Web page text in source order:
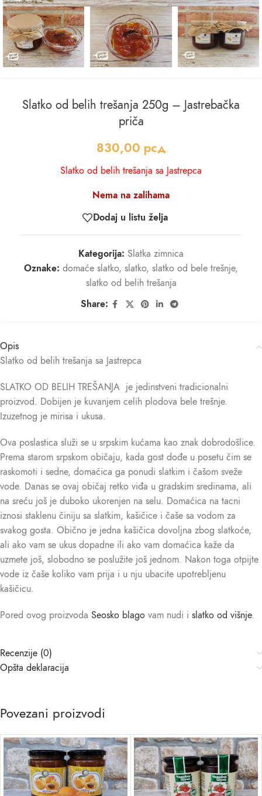
Slatko od belih trešanja 250g – Jastrebačka
priča
830,00 рсд
Slatko od belih trešanja sa Jastrepca
Nema na zalihama
Dodaj u listu želja
Kategorija: Slatka zimnica
Oznake: domaće slatko, slatko, slatko od bele trešnje,
slatko od belih trešanja
Share:
Opis
Slatko od belih trešanja sa Jastrepca
SLATKO OD BELIH TREŠANJA je jedinstveni tradicionalni
proizvod. Dobijen je kuvanjem celih plodova bele trešnje.
Izuzetnog je mirisa i ukusa.
Ova poslastica služi se u srpskim kućama kao znak dobrodošlice.
Prema starom srpskom običaju, kada gost dođe u posetu čim se
raskomoti i sedne, domaćica ga ponudi slatkim i čašom sveže
vode. Danas se ovaj običaj retko viđa u gradskim sredinama, ali
na sreću još je duboko ukorenjen na selu. Domaćica na tacni
iznosi staklenu činiju sa slatkim, kašičice i čaše sa vodom za
svakog gosta. Obično je jedna kašičica dovoljna zbog slatkoće,
ali ako vam se ukus dopadne ili ako vam domaćica kaže da
uzmete još, slobodno se poslužite još jednom. Nakon toga otpijte
vode iz čaše koliko vam prija i u nju ubacite upotrebljenu
kašičicu.
Pored ovog proizvoda Seosko blago vam nudi i slatko od višnje.
Recenzije (0)
Opšta deklaracija
Povezani proizvodi